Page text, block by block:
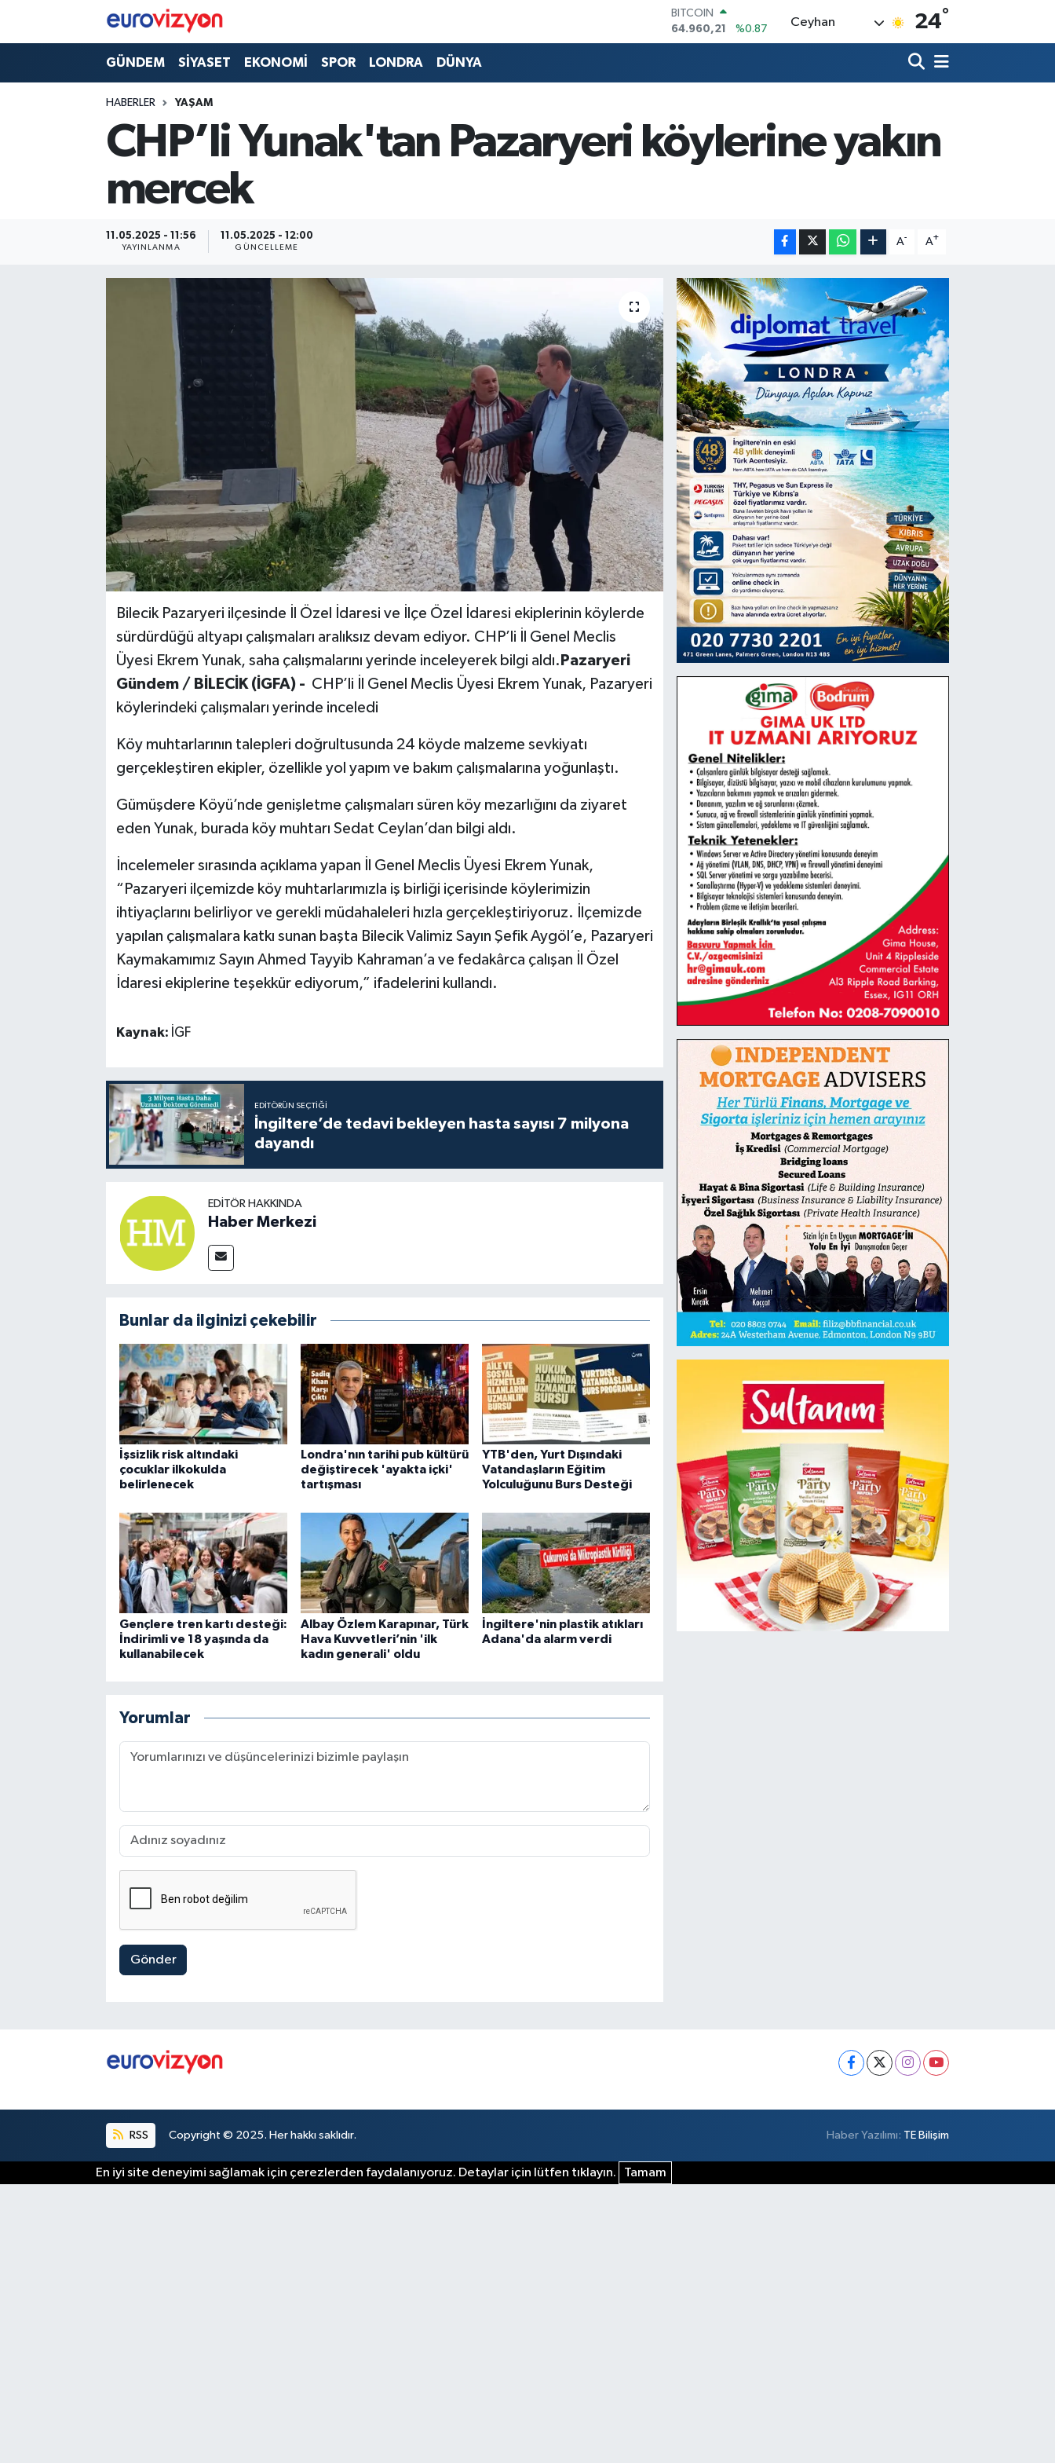
DOLAR
47,7436
%0.18
EURO
6648.99
BİST100
13.779
%-14
Ceyhan 24°
GÜNDEM SİYASET EKONOMİ SPOR LONDRA DÜNYA
HABERLER YAŞAM
CHP’li Yunak'tan Pazaryeri köylerine yakın
mercek
11.05.2025 - 11:56
YAYINLANMA
11.05.2025 - 12:00
GÜNCELLEME
A- A+
Bilecik Pazaryeri ilçesinde İl Özel İdaresi ve İlçe Özel İdaresi ekiplerinin köylerde
sürdürdüğü altyapı çalışmaları aralıksız devam ediyor. CHP’li İl Genel Meclis
Üyesi Ekrem Yunak, saha çalışmalarını yerinde inceleyerek bilgi aldı. Pazaryeri
Gündem / BİLECİK (İGFA) - CHP’li İl Genel Meclis Üyesi Ekrem Yunak, Pazaryeri
köylerindeki çalışmaları yerinde inceledi
Köy muhtarlarının talepleri doğrultusunda 24 köyde malzeme sevkiyatı
gerçekleştiren ekipler, özellikle yol yapım ve bakım çalışmalarına yoğunlaştı.
Gümüşdere Köyü’nde genişletme çalışmaları süren köy mezarlığını da ziyaret
eden Yunak, burada köy muhtarı Sedat Ceylan’dan bilgi aldı.
İncelemeler sırasında açıklama yapan İl Genel Meclis Üyesi Ekrem Yunak,
“Pazaryeri ilçemizde köy muhtarlarımızla iş birliği içerisinde köylerimizin
ihtiyaçlarını belirliyor ve gerekli müdahaleleri hızla gerçekleştiriyoruz. İlçemizde
yapılan çalışmalara katkı sunan başta Bilecik Valimiz Sayın Şefik Aygöl’e, Pazaryeri
Kaymakamımız Sayın Ahmed Tayyib Kahraman’a ve fedakârca çalışan İl Özel
İdaresi ekiplerine teşekkür ediyorum,” ifadelerini kullandı.
Kaynak: İGF
EDITÖRÜN SEÇTIĞI
İngiltere’de tedavi bekleyen hasta sayısı 7 milyona
dayandı
EDITÖR HAKKINDA
Haber Merkezi
Bunlar da ilginizi çekebilir
İşsizlik risk altındaki
çocuklar ilkokulda
belirlenecek
Londra'nın tarihi pub kültürü
değiştirecek 'ayakta içki'
tartışması
YTB'den, Yurt Dışındaki
Vatandaşların Eğitim
Yolculuğunu Burs Desteği
Gençlere tren kartı desteği:
İndirimli ve 18 yaşında da
kullanabilecek
Albay Özlem Karapınar, Türk
Hava Kuvvetleri’nin 'ilk
kadın generali' oldu
İngiltere'nin plastik atıkları
Adana'da alarm verdi
Yorumlar
Gönder
RSS Copyright © 2025. Her hakkı saklıdır. Haber Yazılımı: TE Bilişim
En iyi site deneyimi sağlamak için çerezlerden faydalanıyoruz. Detaylar için lütfen tıklayın. Tamam